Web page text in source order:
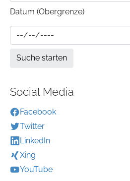
Datum (Obergrenze)
Social Media
Facebook
Twitter
LinkedIn
Xing
YouTube